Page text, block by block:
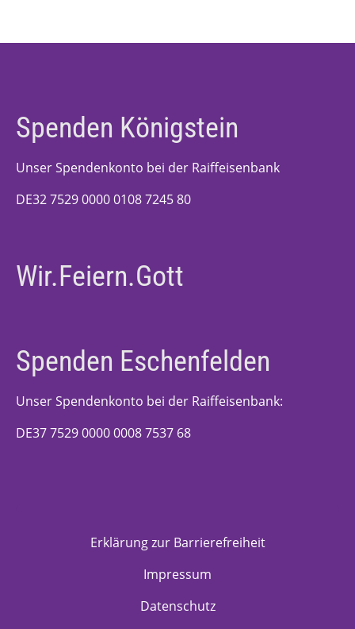
Spenden Königstein
Unser Spendenkonto bei der Raiffeisenbank
DE32 7529 0000 0108 7245 80
Wir.Feiern.Gott
Spenden Eschenfelden
Unser Spendenkonto bei der Raiffeisenbank:
DE37 7529 0000 0008 7537 68
Erklärung zur Barrierefreiheit
Impressum
Datenschutz